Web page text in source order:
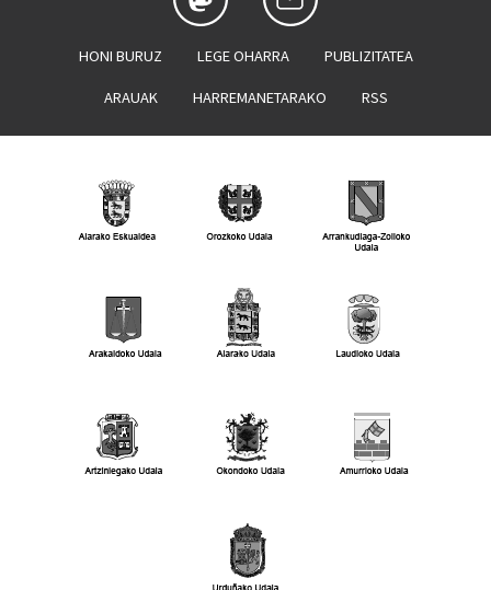
HONI BURUZ LEGE OHARRA PUBLIZITATEA
ARAUAK HARREMANETARAKO RSS